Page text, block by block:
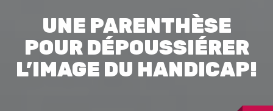
UNE PARENTHÈSE
POUR DÉPOUSSIÉRER
L’IMAGE DU HANDICAP!